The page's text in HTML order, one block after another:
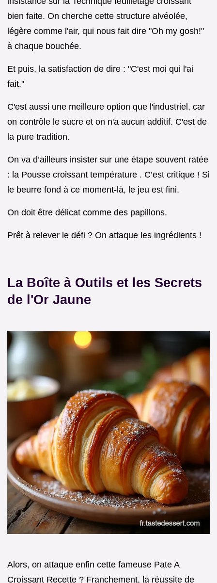
bien faite. On cherche cette structure alvéolée,
légère comme l'air, qui nous fait dire "Oh my gosh!"
à chaque bouchée.
Et puis, la satisfaction de dire : "C'est moi qui l'ai
fait."
C'est aussi une meilleure option que l'industriel, car
on contrôle le sucre et on n'a aucun additif. C'est de
la pure tradition.
On va d’ailleurs insister sur une étape souvent ratée
: la Pousse croissant température . C’est critique ! Si
le beurre fond à ce moment-là, le jeu est fini.
On doit être délicat comme des papillons.
Prêt à relever le défi ? On attaque les ingrédients !
La Boîte à Outils et les Secrets
de l'Or Jaune
Alors, on attaque enfin cette fameuse Pate A
Croissant Recette ? Franchement, la réussite de